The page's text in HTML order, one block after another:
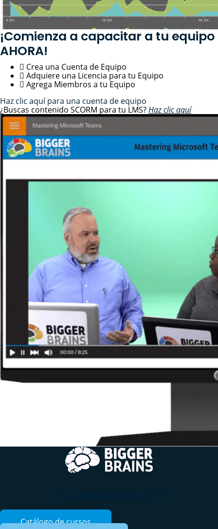
¡Comienza a capacitar a tu equipo
AHORA!
Crea una Cuenta de Equipo
Adquiere una Licencia para tu Equipo
Agrega Miembros a tu Equipo
Haz clic aquí para una cuenta de equipo
¿Buscas contenido SCORM para tu LMS?Haz clic aquí
Catálogo de cursos